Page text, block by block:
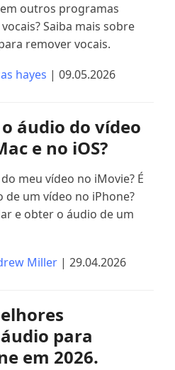
outros programas
Saiba mais sobre
remover vocais.
hayes | 09.05.2026
áudio do vídeo
e no iOS?
meu vídeo no iMovie? É
um vídeo no iPhone?
e obter o áudio de um
Miller | 29.04.2026
para
em 2026.